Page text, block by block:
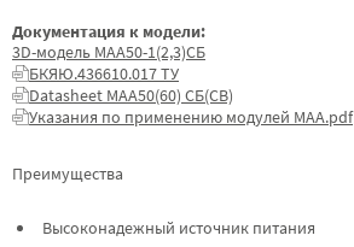
Преимущества
Высоконадежный источник питания
Документация к модели:
3D-модель МАА50-1(2,3)СБ
БКЯЮ.436610.017 ТУ
Datasheet МАА50(60) СБ(СВ)
Указания по применению модулей МАА.pdf